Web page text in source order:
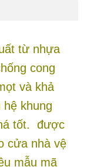
từ nhựa
cong
và khả
khung
tốt. được
cửa nhà vệ
mẫu mã